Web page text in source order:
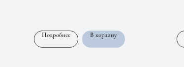
Подробнее В корзину